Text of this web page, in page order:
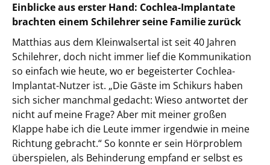
Einblicke aus erster Hand: Cochlea-Implantate
brachten einem Schilehrer seine Familie zurück
Matthias aus dem Kleinwalsertal ist seit 40 Jahren
Schilehrer, doch nicht immer lief die Kommunikation
so einfach wie heute, wo er begeisterter Cochlea-
Implantat-Nutzer ist. „Die Gäste im Schikurs haben
sich sicher manchmal gedacht: Wieso antwortet der
nicht auf meine Frage? Aber mit meiner großen
Klappe habe ich die Leute immer irgendwie in meine
Richtung gebracht.“ So konnte er sein Hörproblem
überspielen, als Behinderung empfand er selbst es